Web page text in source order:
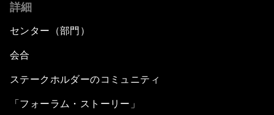
詳細
センター（部門）
会合
ステークホルダーのコミュニティ
「フォーラム・ストーリー」